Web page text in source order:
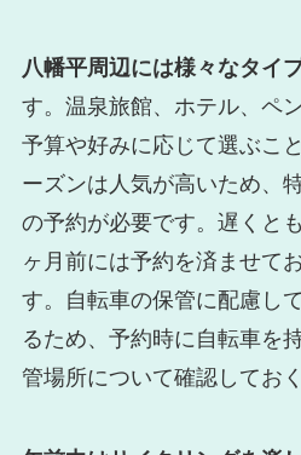
八幡平周辺には様々なタイ
す。温泉旅館、ホテル、ペ
予算や好みに応じて選ぶこ
ーズンは人気が高いため、
の予約が必要です。遅くと
ヶ月前には予約を済ませて
す。自転車の保管に配慮し
るため、予約時に自転車を
管場所について確認してお